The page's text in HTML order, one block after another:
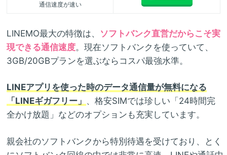
通信速度が速い
LINEMO最大の特徴は、 ソフトバンク直営だからこそ実
現できる通信速度。現在ソフトバンクを使っていて、
3GB/20GBプランを選ぶならコスパ最強水準。
LINEアプリを使った時のデータ通信量が無料になる
「LINEギガフリー」 、格安SIMでは珍しい「24時間完
全かけ放題」などのオプションも充実しています。
親会社のソフトバンクから特別待遇を受けており、とく